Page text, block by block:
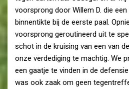
voorsprong door Willem D. die
binnentikte bij de eerste paal.
voorsprong geroutineerd uit te
schot in de kruising van een van
onze verdediging te machtig. We
een gaatje te vinden in de
was ook zaak om geen